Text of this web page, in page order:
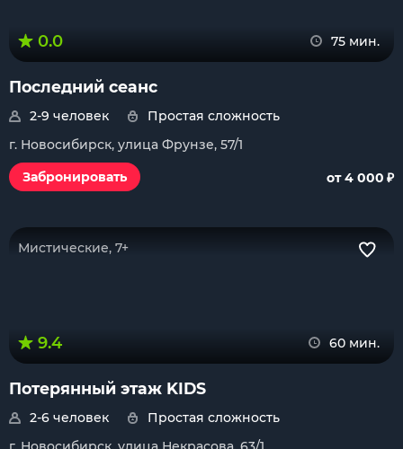
0.0 75 мин.
Последний сеанс
2-9 человек
Простая сложность
г. Новосибирск, улица Фрунзе, 57/1
Забронировать
от 4 000 ₽
Мистические, 7+
9.4 60 мин.
Потерянный этаж KIDS
2-6 человек
Простая сложность